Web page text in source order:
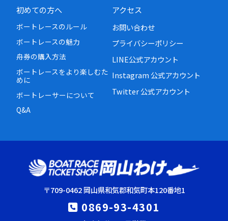
初めての方へ
ボートレースのルール
ボートレースの魅力
舟券の購入方法
ボートレースをより楽しむた
めに
ボートレーサーについて
Q&A
アクセス
お問い合わせ
プライバシーポリシー
LINE公式アカウント
Instagram 公式アカウント
Twitter 公式アカウント
〒709-0462 岡山県和気郡和気町本120番地1
0869-93-4301